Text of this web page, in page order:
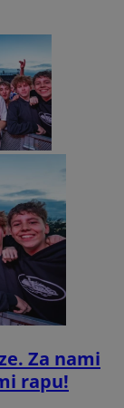
Za nami
rapu!